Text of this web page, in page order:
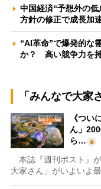
中国経済“予想外の
方針の修正で成長加
“AI革命”で爆発的な
か？ 高い競争力を
「みんなで大家
《つい
ん」
ら…
本誌『週刊ポスト』
大家さん」がいよいよ